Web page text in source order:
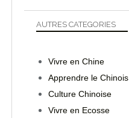
AUTRES CATEGORIES
Vivre en Chine
Apprendre le Chinois
Culture Chinoise
Vivre en Ecosse